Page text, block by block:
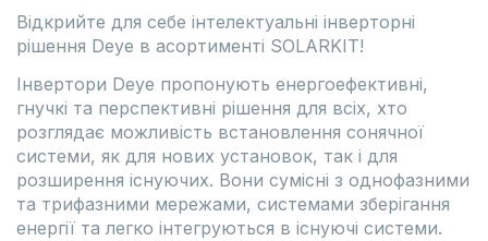
Відкрийте для себе інтелектуальні інверторні
рішення Deye в асортименті SOLARKIT!
Інвертори Deye пропонують енергоефективні,
гнучкі та перспективні рішення для всіх, хто
розглядає можливість встановлення сонячної
системи, як для нових установок, так і для
розширення існуючих. Вони сумісні з однофазними
та трифазними мережами, системами зберігання
енергії та легко інтегруються в існуючі системи.